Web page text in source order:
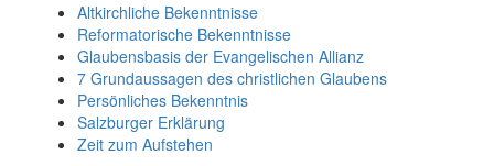
Altkirchliche Bekenntnisse
Reformatorische Bekenntnisse
Glaubensbasis der Evangelischen Allianz
7 Grundaussagen des christlichen Glaubens
Persönliches Bekenntnis
Salzburger Erklärung
Zeit zum Aufstehen